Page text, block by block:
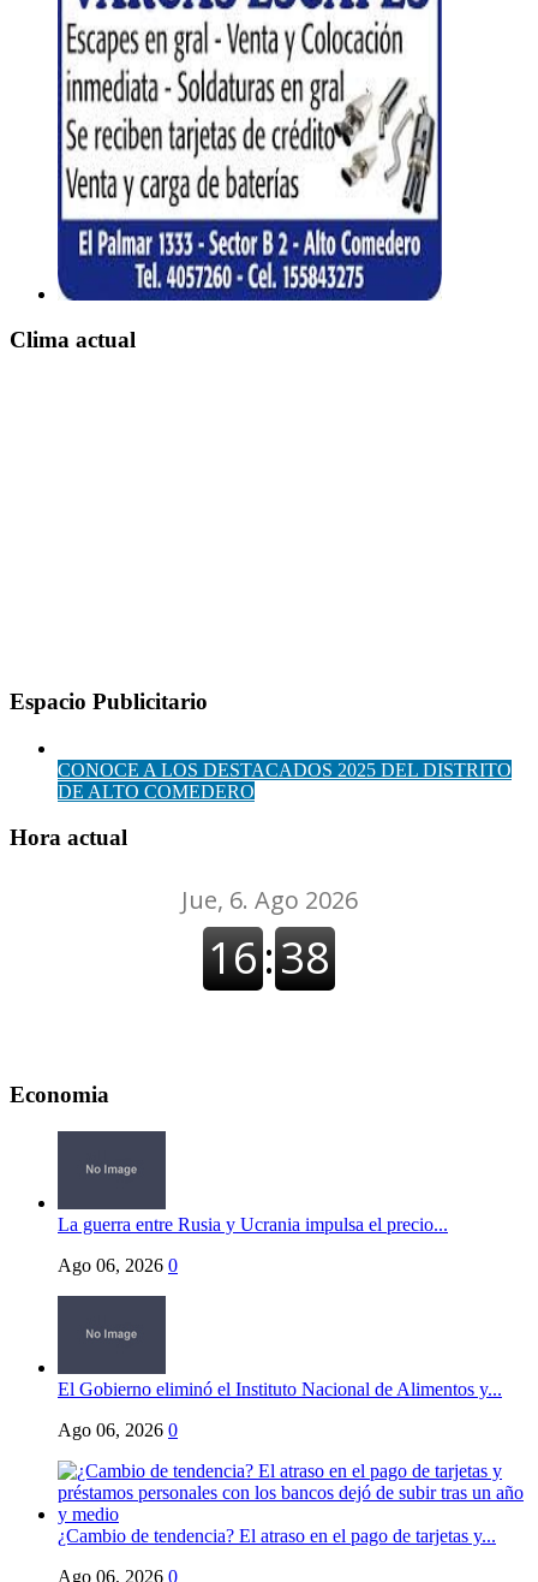
Clima actual
Espacio Publicitario
CONOCE A LOS DESTACADOS 2025 DEL DISTRITO
DE ALTO COMEDERO
Hora actual
Economia
La guerra entre Rusia y Ucrania impulsa el precio...
Ago 06, 2026 0
El Gobierno eliminó el Instituto Nacional de Alimentos y...
Ago 06, 2026 0
¿Cambio de tendencia? El atraso en el pago de tarjetas y...
Ago 06, 2026 0